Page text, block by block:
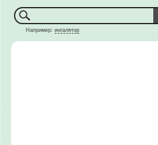
Например: ингалятор